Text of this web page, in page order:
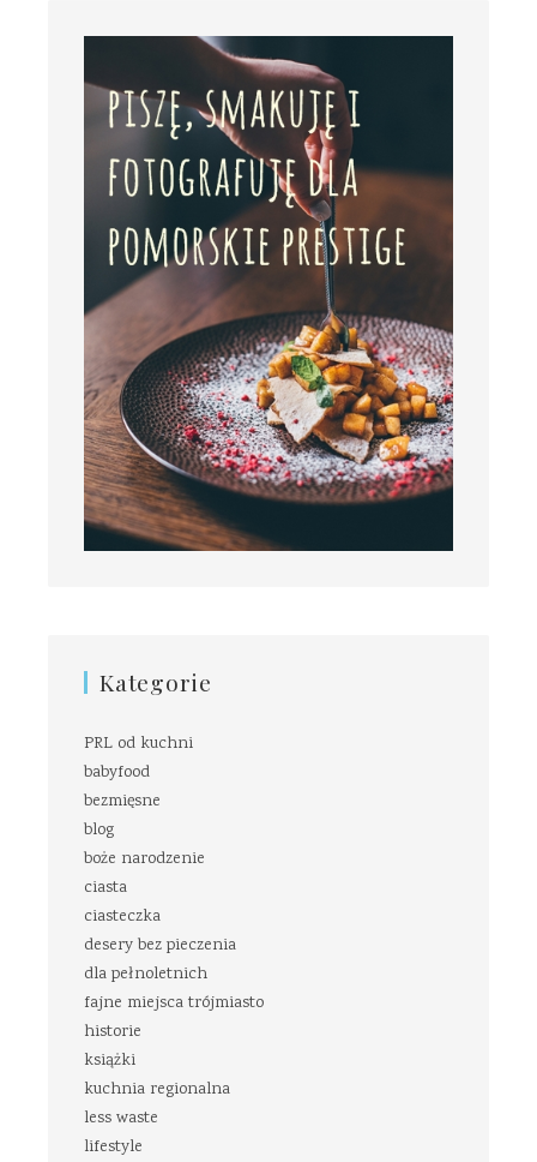
Kategorie
PRL od kuchni
babyfood
bezmięsne
blog
boże narodzenie
ciasta
ciasteczka
desery bez pieczenia
dla pełnoletnich
fajne miejsca trójmiasto
historie
książki
kuchnia regionalna
less waste
lifestyle